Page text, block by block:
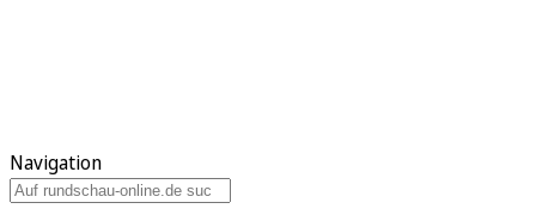
Navigation